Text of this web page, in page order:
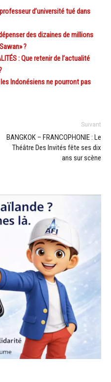
d’université tué dans
des dizaines de millions
?
: Que retenir de l’actualité
les Indonésiens ne pourront pas
Suivant
BANGKOK – FRANCOPHONIE : Le
Théâtre Des Invités fête ses dix
ans sur scène